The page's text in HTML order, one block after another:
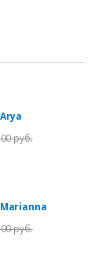
руб.
руб.